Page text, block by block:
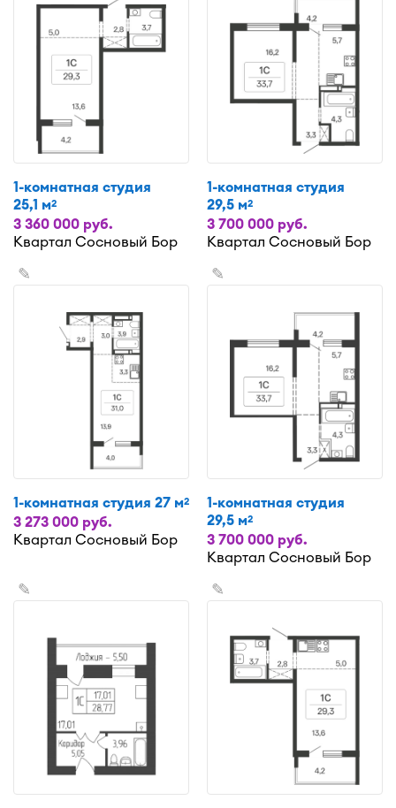
1-комнатная студия
25,1 м2
3 360 000 руб.
Квартал Сосновый Бор
1-комнатная студия
29,5 м2
3 700 000 руб.
Квартал Сосновый Бор
✎
1-комнатная студия 27 м2
3 273 000 руб.
Квартал Сосновый Бор
✎
1-комнатная студия
29,5 м2
3 700 000 руб.
Квартал Сосновый Бор
✎ ✎